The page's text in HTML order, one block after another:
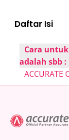
Daftar Isi
Cara
adalah sbb :